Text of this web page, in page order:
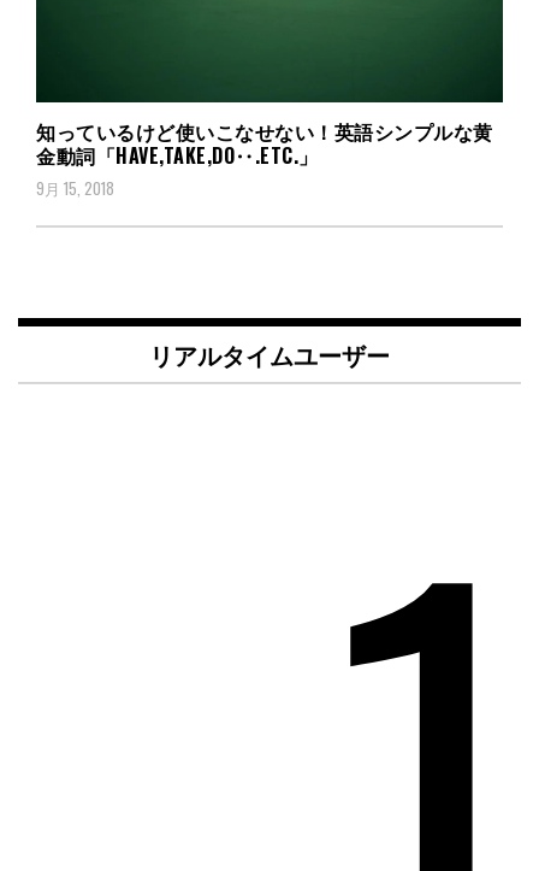
知っているけど使いこなせない！英語シンプルな黄
金動詞「HAVE,TAKE,DO‥.ETC.」
9月 15, 2018
リアルタイムユーザー